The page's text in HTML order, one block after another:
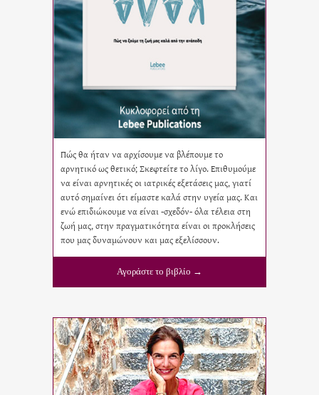
Πώς θα ήταν να αρχίσουμε να βλέπουμε το
αρνητικό ως θετικό; Σκεφτείτε το λίγο. Επιθυμούμε
να είναι αρνητικές οι ιατρικές εξετάσεις μας, γιατί
αυτό σημαίνει ότι είμαστε καλά στην υγεία μας. Και
ενώ επιδιώκουμε να είναι -σχεδόν- όλα τέλεια στη
ζωή μας, στην πραγματικότητα είναι οι προκλήσεις
που μας δυναμώνουν και μας εξελίσσουν.
Αγοράστε το βιβλίο →